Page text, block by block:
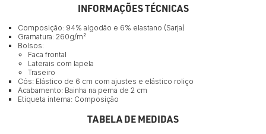
INFORMAÇÕES TÉCNICAS
Composição: 94% algodão e 6% elastano (Sarja)
Gramatura: 260g/m²
Bolsos:
Faca frontal
Laterais com lapela
Traseiro
Cós: Elástico de 6 cm com ajustes e elástico roliço
Acabamento: Bainha na perna de 2 cm
Etiqueta interna: Composição
TABELA DE MEDIDAS